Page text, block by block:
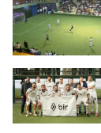
Transfer 23:08
tapdı